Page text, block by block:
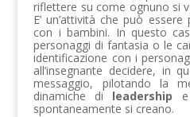
riflettere su come ognuno si
E’ un’attività che può
con i bambini. In questo
personaggi di fantasia o le
identificazione con i
all’insegnante decidere, in
messaggio, pilotando la
dinamiche di leadership e
spontaneamente si creano.